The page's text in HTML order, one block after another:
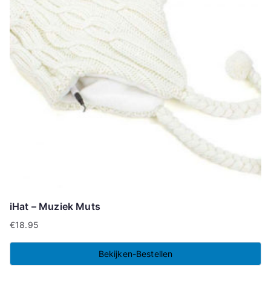
iHat – Muziek Muts
€18.95
Bekijken-Bestellen